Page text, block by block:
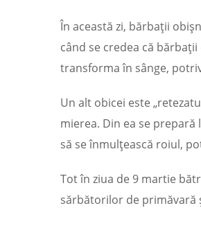
În această zi, bărbaţii
când se credea că
transforma în sânge,
Un alt obicei este
mierea. Din ea se
să se înmul­ţească roiul,
Tot în ziua de 9 martie
sărbătorilor de primăvară